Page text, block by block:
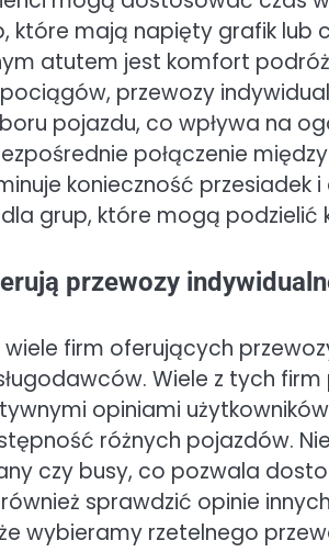
które mają napięty grafik lub
atutem jest komfort
przewozy
pojazdu, co wpływa na
połączenie
konieczność
grup, które mogą
przewozy
wiele firm oferujących
Wiele z tych
opiniami
różnych pojazdów.
czy busy, co pozwala
sprawdzić opinie
wybieramy rzetelnego